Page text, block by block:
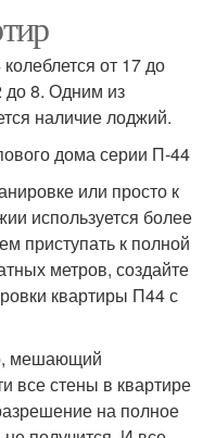
от 17 до
до 8. Одним из
наличие лоджий.
дома серии П-44
или просто к
используется более
приступать к полной
метров, создайте
квартиры П44 с
мешающий
все стены в квартире
на полное